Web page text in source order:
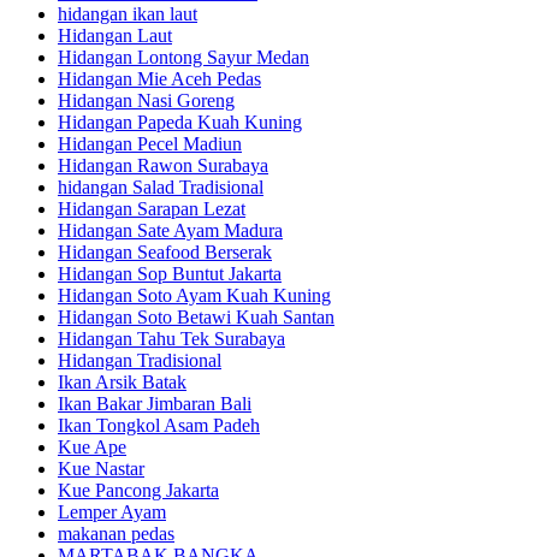
hidangan ikan laut
Hidangan Laut
Hidangan Lontong Sayur Medan
Hidangan Mie Aceh Pedas
Hidangan Nasi Goreng
Hidangan Papeda Kuah Kuning
Hidangan Pecel Madiun
Hidangan Rawon Surabaya
hidangan Salad Tradisional
Hidangan Sarapan Lezat
Hidangan Sate Ayam Madura
Hidangan Seafood Berserak
Hidangan Sop Buntut Jakarta
Hidangan Soto Ayam Kuah Kuning
Hidangan Soto Betawi Kuah Santan
Hidangan Tahu Tek Surabaya
Hidangan Tradisional
Ikan Arsik Batak
Ikan Bakar Jimbaran Bali
Ikan Tongkol Asam Padeh
Kue Ape
Kue Nastar
Kue Pancong Jakarta
Lemper Ayam
makanan pedas